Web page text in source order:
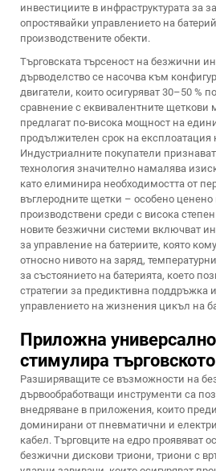
инвестициите в инфраструктурата за
опростявайки управлението на
производствените обекти.
Търговската търсеност на безжични
дърводелство се насочва към
двигатели, които осигуряват 30–50 %
сравнение с еквивалентните щеткови
предлагат по-висока мощност на
продължителен срок на експлоатация
Индустриалните покупатели
технология значително намалява
като елиминира необходимостта от
въглеродните щетки – особено
производствени среди с висока
новите безжични системи включват
за управление на батериите, която
относно нивото на заряд,
за състоянието на батерията, което
стратегии за предиктивна поддръжка
управлението на жизнения цикъл на
Приложна
стимулира
Разширяващите се възможности на
дървообработващи инструменти са
внедряване в приложения, които
доминирани от пневматични и
кабел. Търговците на едро проявяват
безжични дискови триони, триони с